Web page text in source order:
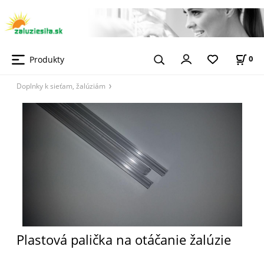
Produkty 0
Doplnky k sieťam, žalúziám
Plastová palička na otáčanie žalúzie